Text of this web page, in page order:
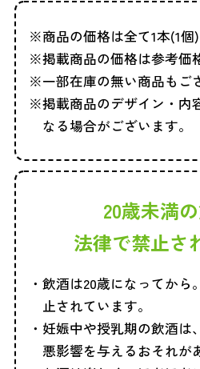
商品の価格は全て1本(1個
掲載商品の価格は参考価
一部在庫の無い商品もご
掲載商品のデザイン・内
なる場合がございます。
20歳未満
法律で禁止さ
飲酒は20歳になってから
止されています。
妊娠中や授乳期の飲酒は
悪影響を与えるおそれが